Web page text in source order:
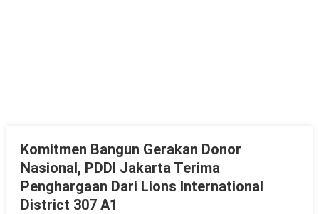
Komitmen Bangun Gerakan Donor
Nasional, PDDI Jakarta Terima
Penghargaan Dari Lions International
District 307 A1